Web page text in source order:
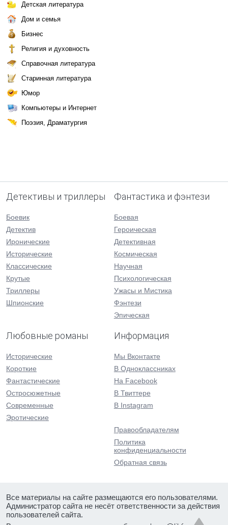
Детская литература
Дом и семья
Бизнес
Религия и духовность
Справочная литература
Старинная литература
Юмор
Компьютеры и Интернет
Поэзия, Драматургия
Детективы и триллеры
Боевик
Детектив
Иронические
Исторические
Классические
Крутые
Триллеры
Шпионские
Фантастика и фэнтези
Боевая
Героическая
Детективная
Космическая
Научная
Психологическая
Ужасы и Мистика
Фэнтези
Эпическая
Любовные романы
Исторические
Короткие
Фантастические
Остросюжетные
Современные
Эротические
Информация
Мы Вконтакте
В Одноклассниках
На Facebook
В Твиттере
В Instagram
Правообладателям
Политика
конфиденциальности
Обратная связь
Все материалы на сайте размещаются его пользователями.
Администратор сайта не несёт ответственности за действия
пользователей сайта.